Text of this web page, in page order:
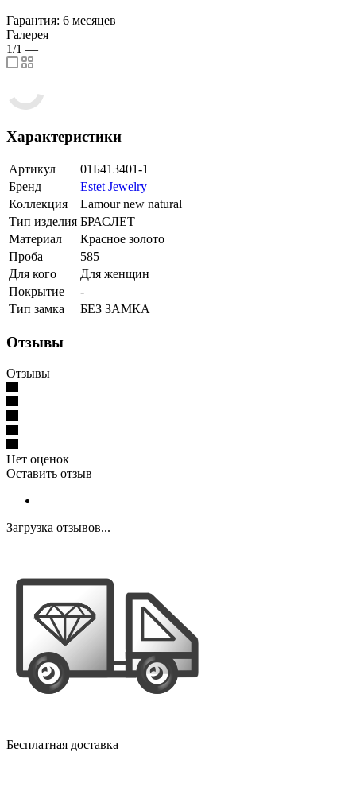
Гарантия: 6 месяцев
Галерея
1/1 —
Характеристики
Артикул
01Б413401-1
Бренд
Estet Jewelry
Коллекция
Lamour new natural
Тип изделия БРАСЛЕТ
Материал
Красное золото
Проба
585
Для кого
Для женщин
Покрытие
-
Тип замка
БЕЗ ЗАМКА
Отзывы
Отзывы
Нет оценок
Оставить отзыв
Загрузка отзывов...
Бесплатная доставка